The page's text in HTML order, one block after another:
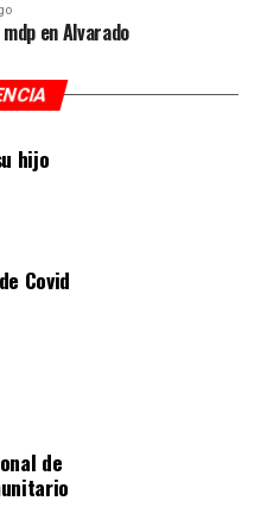
en Alvarado
hijo
Covid
de